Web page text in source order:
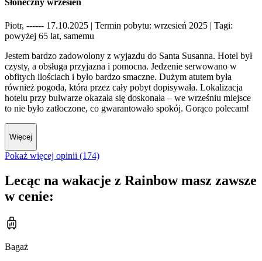
Słoneczny wrzesień
Piotr, ------ 17.10.2025 | Termin pobytu: wrzesień 2025 | Tagi:
powyżej 65 lat, samemu
Jestem bardzo zadowolony z wyjazdu do Santa Susanna. Hotel był
czysty, a obsługa przyjazna i pomocna. Jedzenie serwowano w
obfitych ilościach i było bardzo smaczne. Dużym atutem była
również pogoda, która przez cały pobyt dopisywała. Lokalizacja
hotelu przy bulwarze okazała się doskonała – we wrześniu miejsce
to nie było zatłoczone, co gwarantowało spokój. Gorąco polecam!
Więcej
Pokaż więcej opinii (174)
Lecąc na wakacje z Rainbow masz zawsze
w cenie:
Bagaż